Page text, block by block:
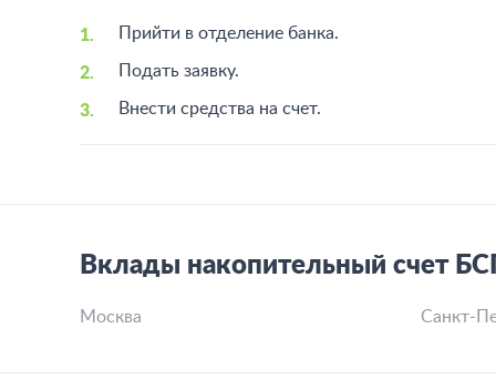
Прийти в отделение банка.
Подать заявку.
Внести средства на счет.
Вклады накопительный счет
Москва Санкт-